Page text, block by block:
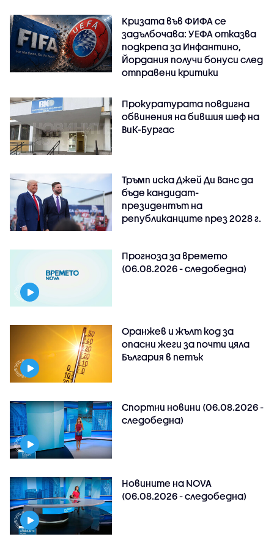
Кризата във ФИФА се
задълбочава: УЕФА отказва
подкрепа за Инфантино,
Йордания получи бонуси след
отправени критики
Прокуратурата повдигна
обвинения на бившия шеф на
ВиК-Бургас
Тръмп иска Джей Ди Ванс да
бъде кандидат-
президентът на
републиканците през 2028 г.
Прогноза за времето
(06.08.2026 - следобедна)
Оранжев и жълт код за
опасни жеги за почти цяла
България в петък
Спортни новини (06.08.2026 -
следобедна)
Новините на NOVA
(06.08.2026 - следобедна)